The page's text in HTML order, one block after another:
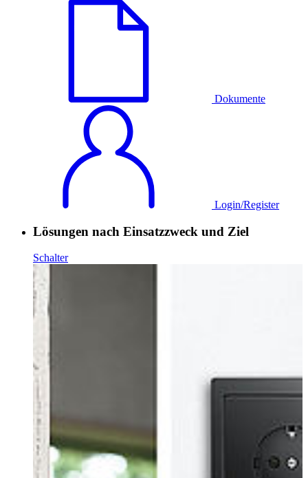
Dokumente
Login/Register
Lösungen nach Einsatzzweck und Ziel
Schalter